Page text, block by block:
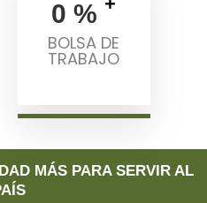
0 %
BOLSA DE
TRABAJO
MÁS PARA SERVIR AL